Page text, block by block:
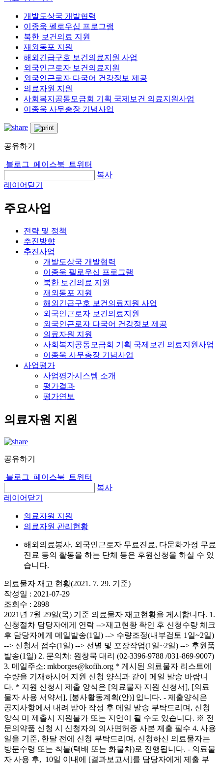
개발도상국 개발협력
이종욱 펠로우십 프로그램
북한 보건의료 지원
재외동포 지원
해외긴급구호 보건의료지원 사업
외국인근로자 보건의료지원
외국인근로자 다국어 건강정보 제공
의료자원 지원
사회복지공동모금회 기획 국제보건 의료지원사업
이종욱 사무총장 기념사업
공유하기
블로그 페이스북
트위터
복사
레이어닫기
주요사업
전략 및 정책
추진방향
추진사업
개발도상국 개발협력
이종욱 펠로우십 프로그램
북한 보건의료 지원
재외동포 지원
해외긴급구호 보건의료지원 사업
외국인근로자 보건의료지원
외국인근로자 다국어 건강정보 제공
의료자원 지원
사회복지공동모금회 기획 국제보건 의료지원사업
이종욱 사무총장 기념사업
사업평가
사업평가시스템 소개
평가결과
평가연보
의료자원 지원
공유하기
블로그 페이스북
트위터
복사
레이어닫기
의료자원 지원
의료자원 관리현황
해외의료봉사, 외국인근로자 무료진료, 다문화가정 무료
진료 등의 활동을 하는 단체 등은 후원신청을 하실 수 있
습니다.
의료물자 재고 현황(2021. 7. 29. 기준)
작성일 : 2021-07-29
조회수 : 2898
2021년 7월 29일(목) 기준 의료물자 재고현황을 게시합니다. 1.
신청절차 담당자에게 연락 -->재고현황 확인 후 신청수량 체크
후 담당자에게 메일발송(1일) --> 수량조정(내부검토 1일~2일)
--> 신청서 접수(1일) --> 선별 및 포장작업(1일~2일) --> 후원품
발송(1일) 2. 문의처: 원창묵 대리 (02-3396-9788 /031-869-9007)
3. 메일주소: mkborges@kofih.org * 게시된 의료물자 리스트에
수량을 기재하시어 지원 신청 양식과 같이 메일 발송 바랍니
다. * 지원 신청시 제출 양식은 [의료물자 지원 신청서], [의료
물자 사용 서약서], [봉사활동계획(안)] 입니다. - 제출양식은
공지사항에서 내려 받아 작성 후 메일 발송 부탁드리며, 신청
양식 미 제출시 지원불가 또는 지연이 될 수도 있습니다. ※ 전
문의약품 신청 시 신청자의 의사면허증 사본 제출 필수 4. 사용
일을 기준, 한달 전에 신청 부탁드리며, 신청하신 의료물자는
방문수령 또는 착불(택배 또는 화물차)로 진행됩니다. - 의료물
자 사용 후, 10일 이내에 [결과보고서]를 담당자에게 제출 부